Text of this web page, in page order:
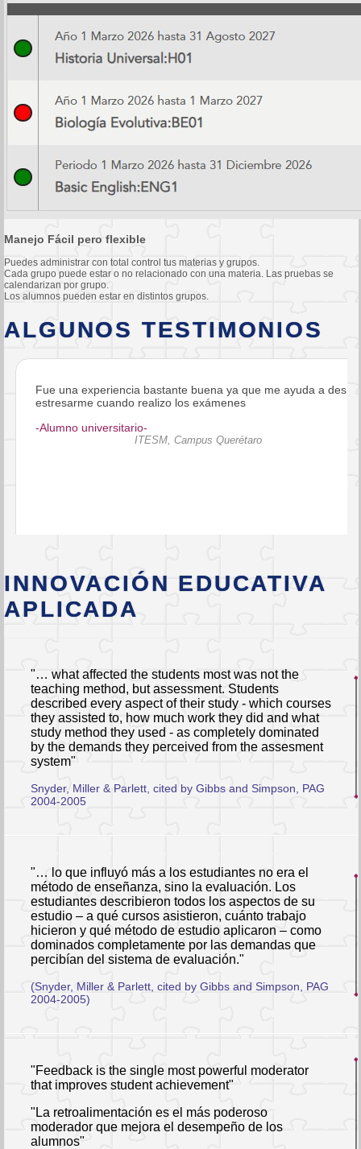
Manejo Fácil pero flexible
Puedes administrar con total control tus materias y grupos.
Cada grupo puede estar o no relacionado con una materia. Las pruebas se
calendarizan por grupo.
Los alumnos pueden estar en distintos grupos.
ALGUNOS TESTIMONIOS
buena ya que me ayuda a des
los exámenes
Es fácil de usar y me
computadora
INNOVACIÓN EDUCATIVA
APLICADA
"… what affected the students most was not the
teaching method, but assessment. Students
described every aspect of their study - which courses
they assisted to, how much work they did and what
study method they used - as completely dominated
by the demands they perceived from the assesment
system"
Snyder, Miller & Parlett, cited by Gibbs and Simpson, PAG
2004-2005
"… lo que influyó más a los estudiantes no era el
método de enseñanza, sino la evaluación. Los
estudiantes describieron todos los aspectos de su
estudio – a qué cursos asistieron, cuánto trabajo
hicieron y qué método de estudio aplicaron – como
dominados completamente por las demandas que
percibían del sistema de evaluación."
(Snyder, Miller & Parlett, cited by Gibbs and Simpson, PAG
2004-2005)
"Feedback is the single most powerful moderator
that improves student achievement"
"La retroalimentación es el más poderoso
moderador que mejora el desempeño de los
alumnos"